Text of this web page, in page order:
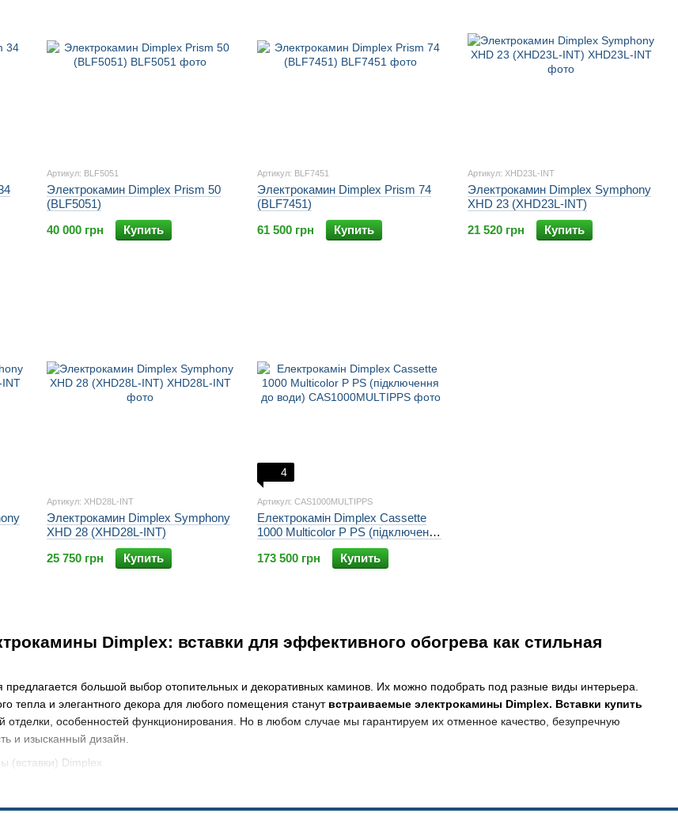
Dimplex: вставки для эффективного обогрева как стильная
предлагается большой выбор отопительных и декоративных каминов. Их можно подобрать под разные виды интерьера.
тепла и элегантного декора для любого помещения станут встраиваемые электрокамины Dimplex. Вставки купить
отделки, особенностей функционирования. Но в любом случае мы гарантируем их отменное качество, безупречную
и изысканный дизайн.
Артикул: BLF5051
Электрокамин Dimplex Prism 50
(BLF5051)
40 000 грн
Купить
Артикул: BLF7451
Электрокамин Dimplex Prism 74
(BLF7451)
61 500 грн
Купить
Артикул: XHD23L-INT
Электрокамин Dimplex Symphony
XHD 23 (XHD23L-INT)
21 520 грн
Купить
Артикул: XHD28L-INT
Электрокамин Dimplex Symphony
XHD 28 (XHD28L-INT)
25 750 грн
Купить
4
Артикул: CAS1000MULTIPPS
Електрокамін Dimplex Cassette
1000 Multicolor P PS (підключення
173 500 грн
Купить